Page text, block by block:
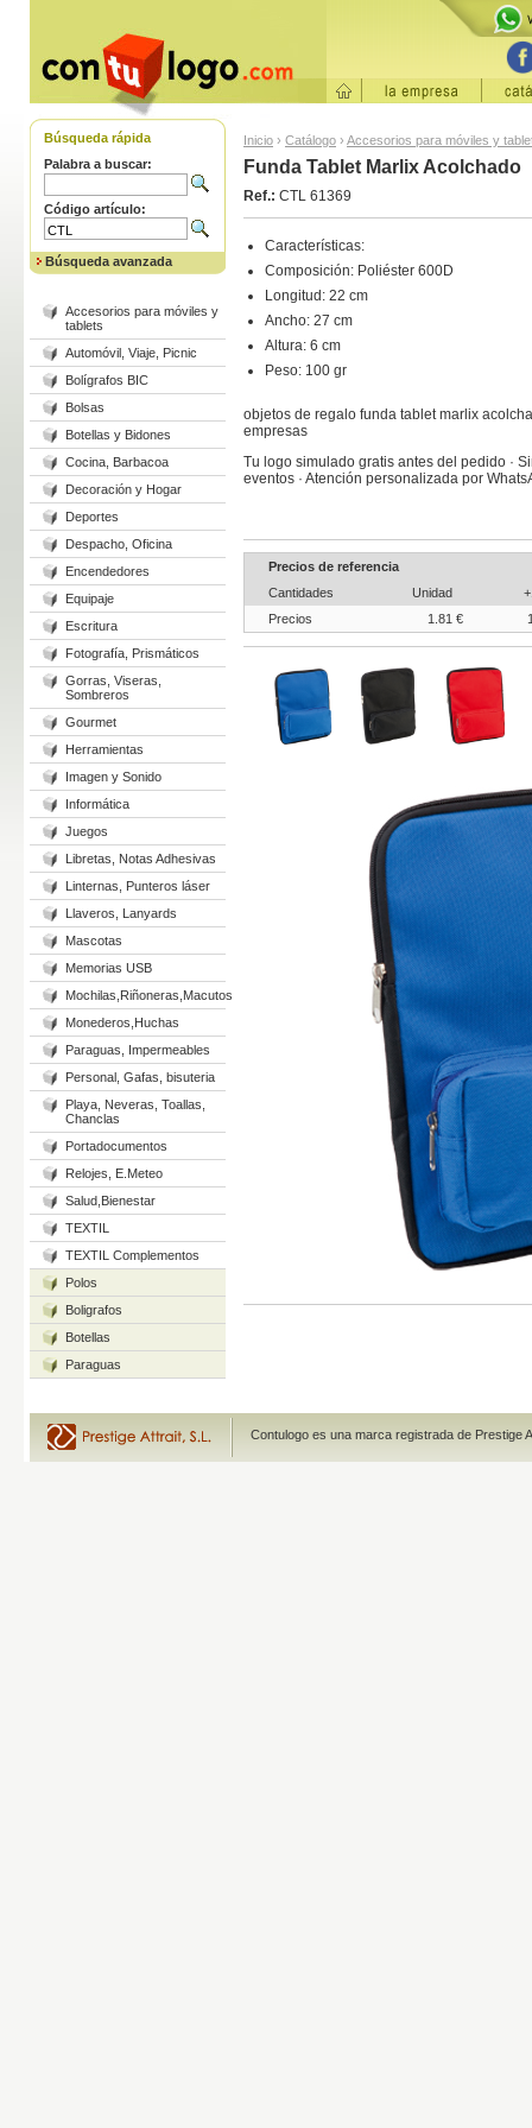
Búsqueda rápida
Palabra a buscar:
Código artículo:
Búsqueda avanzada
Accesorios para móviles y
tablets
Automóvil, Viaje, Picnic
Bolígrafos BIC
Bolsas
Botellas y Bidones
Cocina, Barbacoa
Decoración y Hogar
Deportes
Despacho, Oficina
Encendedores
Equipaje
Escritura
Fotografía, Prismáticos
Gorras, Viseras,
Sombreros
Gourmet
Herramientas
Imagen y Sonido
Informática
Juegos
Libretas, Notas Adhesivas
Linternas, Punteros láser
Llaveros, Lanyards
Mascotas
Memorias USB
Mochilas,Riñoneras,Macutos
Monederos,Huchas
Paraguas, Impermeables
Personal, Gafas, bisuteria
Playa, Neveras, Toallas,
Chanclas
Portadocumentos
Relojes, E.Meteo
Salud,Bienestar
TEXTIL
TEXTIL Complementos
Polos
Boligrafos
Botellas
Paraguas
Inicio › Catálogo › Accesorios para móviles y
Funda Tablet Marlix Acolchado
Ref.: CTL 61369
Características:
Composición: Poliéster 600D
Longitud: 22 cm
Ancho: 27 cm
Altura: 6 cm
Peso: 100 gr
objetos de regalo funda tablet marlix
empresas
Tu logo simulado gratis antes del pedido ·
eventos · Atención personalizada por
Precios de referencia
Cantidades
Unidad
Precios
1.81 €
Contulogo es una marca registrada de